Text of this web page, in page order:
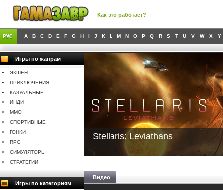
Как это работает?
A B C D E F G H I J K L M N O P Q R S T U V W X Y
Игры по жанрам
ЭКШЕН
ПРИКЛЮЧЕНИЯ
КАЗУАЛЬНЫЕ
ИНДИ
MMO
СПОРТИВНЫЕ
ГОНКИ
RPG
СИМУЛЯТОРЫ
СТРАТЕГИИ
Игры по категориям
Stellaris: Leviathans
Видео